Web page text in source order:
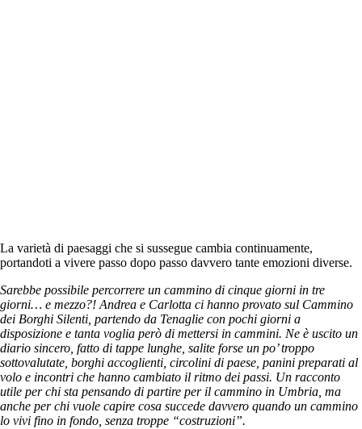
La varietà di paesaggi che si sussegue cambia continuamente,
portandoti a vivere passo dopo passo davvero tante emozioni diverse.
Sarebbe possibile percorrere un cammino di cinque giorni in tre
giorni… e mezzo?! Andrea e Carlotta ci hanno provato sul Cammino
dei Borghi Silenti, partendo da Tenaglie con pochi giorni a
disposizione e tanta voglia però di mettersi in cammini. Ne è uscito un
diario sincero, fatto di tappe lunghe, salite forse un po’ troppo
sottovalutate, borghi accoglienti, circolini di paese, panini preparati al
volo e incontri che hanno cambiato il ritmo dei passi. Un racconto
utile per chi sta pensando di partire per il cammino in Umbria, ma
anche per chi vuole capire cosa succede davvero quando un cammino
lo vivi fino in fondo, senza troppe “costruzioni”.